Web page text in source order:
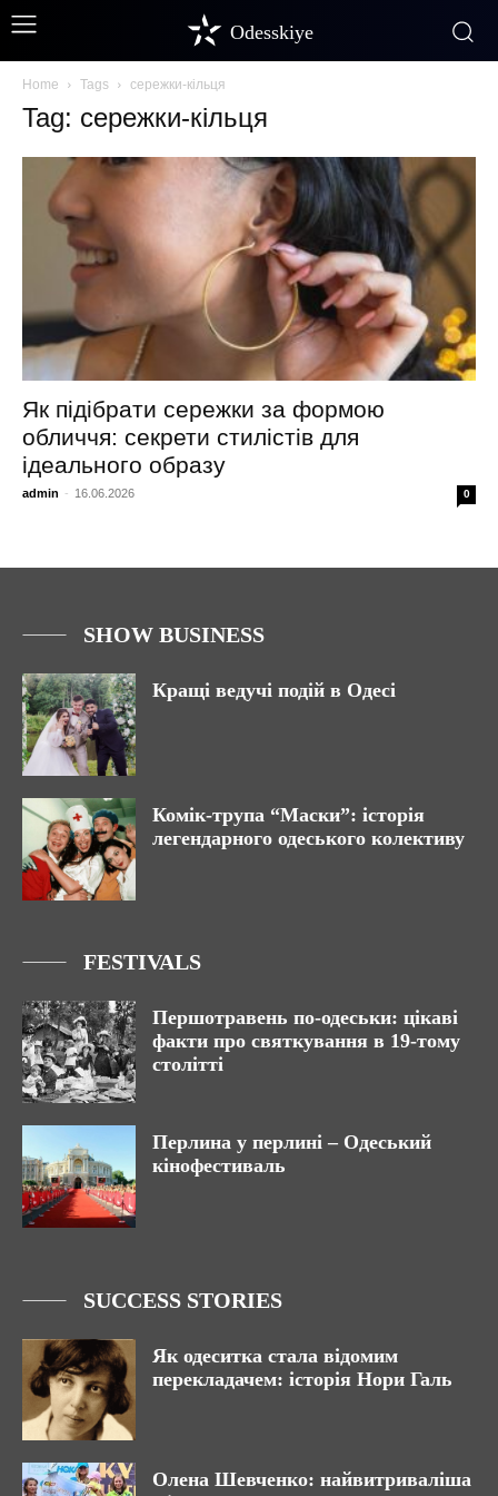
Odesskiye
Home Tags сережки-кільця
Tag: сережки-кільця
Як підібрати сережки за формою
обличчя: секрети стилістів для
ідеального образу
admin - 16.06.2026 0
SHOW BUSINESS
Кращі ведучі подій в Одесі
Комік-трупа “Маски”: історія
легендарного одеського колективу
FESTIVALS
Першотравень по-одеськи: цікаві
факти про святкування в 19-тому
столітті
Перлина у перлині – Одеський
кінофестиваль
SUCCESS STORIES
Як одеситка стала відомим
перекладачем: історія Нори Галь
Олена Шевченко: найвитриваліша